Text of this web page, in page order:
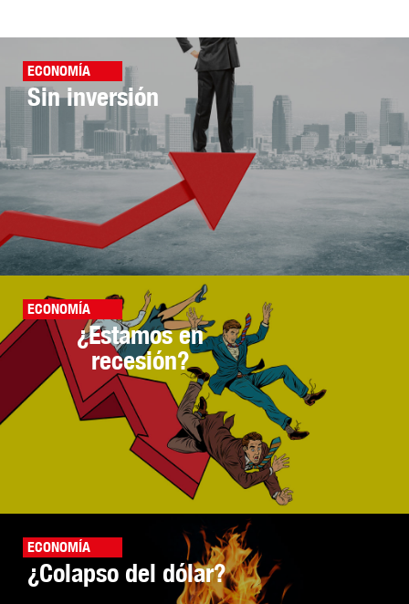
ECONOMÍA
Sin inversión
ECONOMÍA
¿Estamos en
recesión?
ECONOMÍA
¿Colapso del dólar?